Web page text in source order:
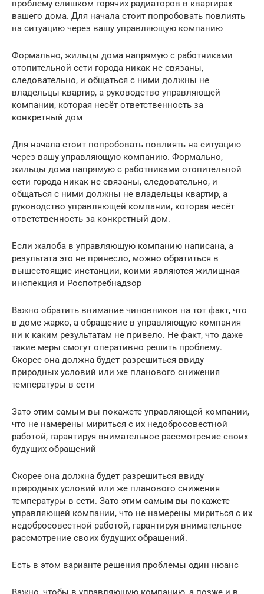
проблему слишком горячих радиаторов в квартирах
вашего дома. Для начала стоит попробовать повлиять
на ситуацию через вашу управляющую компанию
Формально, жильцы дома напрямую с работниками
отопительной сети города никак не связаны,
следовательно, и общаться с ними должны не
владельцы квартир, а руководство управляющей
компании, которая несёт ответственность за
конкретный дом
Для начала стоит попробовать повлиять на ситуацию
через вашу управляющую компанию. Формально,
жильцы дома напрямую с работниками отопительной
сети города никак не связаны, следовательно, и
общаться с ними должны не владельцы квартир, а
руководство управляющей компании, которая несёт
ответственность за конкретный дом.
Если жалоба в управляющую компанию написана, а
результата это не принесло, можно обратиться в
вышестоящие инстанции, коими являются жилищная
инспекция и Роспотребнадзор
Важно обратить внимание чиновников на тот факт, что
в доме жарко, а обращение в управляющую компания
ни к каким результатам не привело. Не факт, что даже
такие меры смогут оперативно решить проблему.
Скорее она должна будет разрешиться ввиду
природных условий или же планового снижения
температуры в сети
Зато этим самым вы покажете управляющей компании,
что не намерены мириться с их недобросовестной
работой, гарантируя внимательное рассмотрение своих
будущих обращений
Скорее она должна будет разрешиться ввиду
природных условий или же планового снижения
температуры в сети. Зато этим самым вы покажете
управляющей компании, что не намерены мириться с их
недобросовестной работой, гарантируя внимательное
рассмотрение своих будущих обращений.
Есть в этом варианте решения проблемы один нюанс